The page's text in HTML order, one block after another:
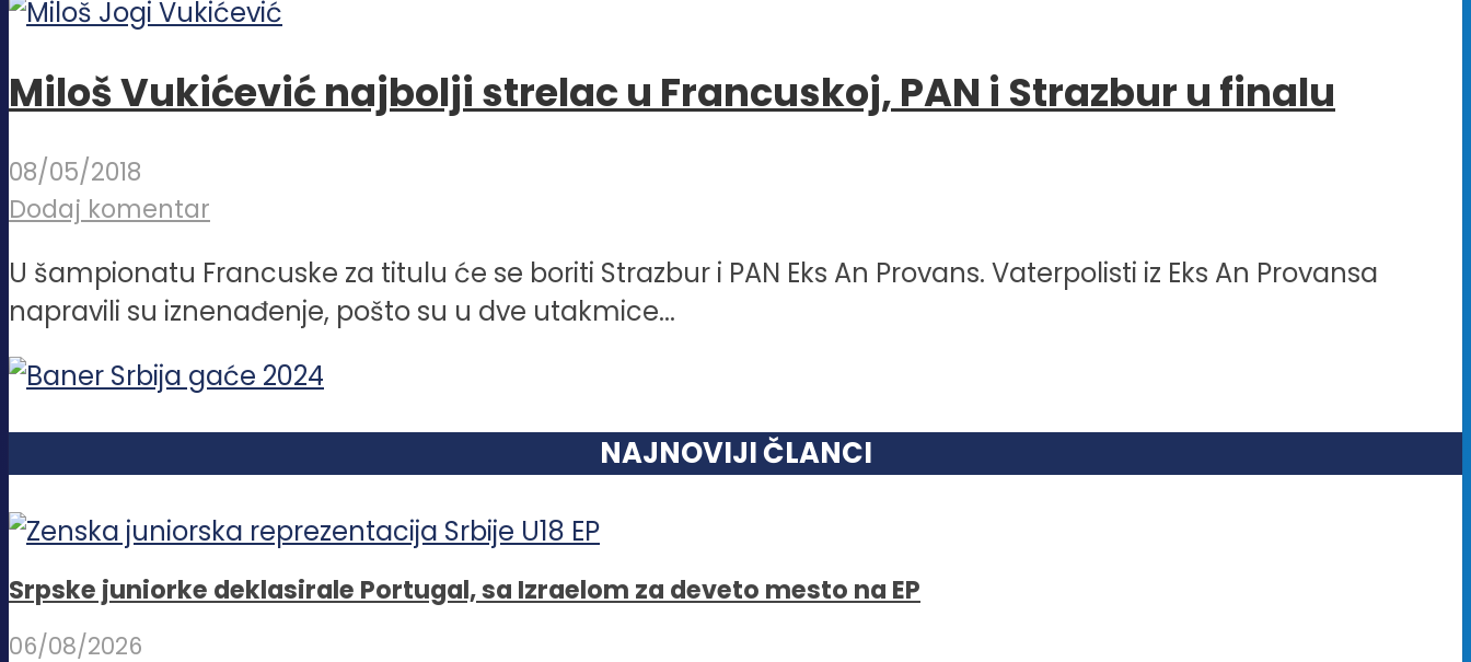
Miloš Vukićević najbolji strelac u Francuskoj, PAN i Strazbur u finalu
08/05/2018
Dodaj komentar
U šampionatu Francuske za titulu će se boriti Strazbur i PAN Eks An Provans. Vaterpolisti iz Eks An Provansa
napravili su iznenađenje, pošto su u dve utakmice...
NAJNOVIJI ČLANCI
Srpske juniorke deklasirale Portugal, sa Izraelom za deveto mesto na EP
06/08/2026